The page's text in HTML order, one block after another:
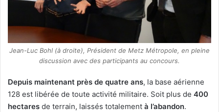
Jean-Luc Bohl (à droite), Président de Metz Métropole, en pleine
discussion avec des participants au concours.
Depuis maintenant près de quatre ans, la base aérienne
128 est libérée de toute activité militaire. Soit plus de 400
hectares de terrain, laissés totalement à l’abandon.